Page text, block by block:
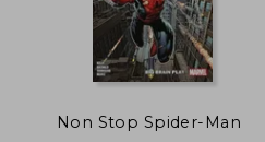
Non Stop Spider-Man